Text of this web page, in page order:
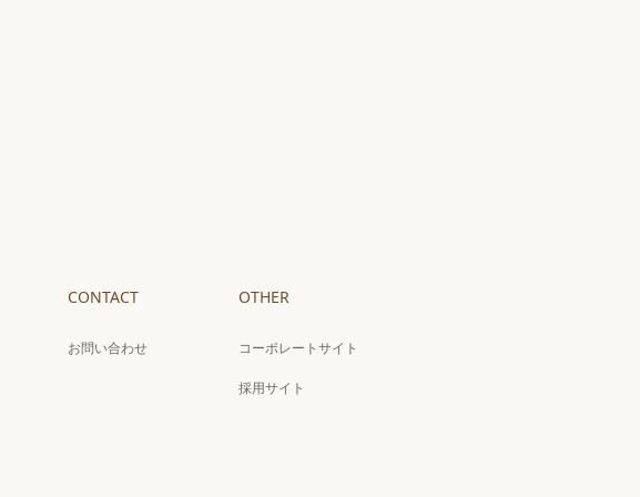
CONTACT
お問い合わせ
OTHER
コーポレートサイト
採用サイト